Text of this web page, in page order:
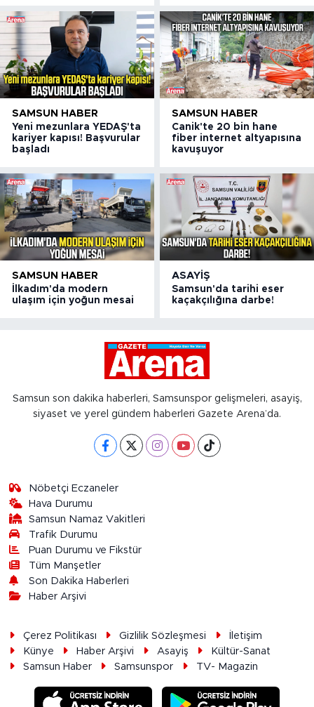
SAMSUN HABER
Yeni mezunlara YEDAŞ'ta
kariyer kapısı! Başvurular
başladı
SAMSUN HABER
Canik'te 20 bin hane
fiber internet altyapısına
kavuşuyor
SAMSUN HABER
İlkadım'da modern
ulaşım için yoğun mesai
ASAYIŞ
Samsun'da tarihi eser
kaçakçılığına darbe!
Samsun son dakika haberleri, Samsunspor gelişmeleri, asayiş,
siyaset ve yerel gündem haberleri Gazete Arena’da.
Nöbetçi Eczaneler
Hava Durumu
Samsun Namaz Vakitleri
Trafik Durumu
Puan Durumu ve Fikstür
Tüm Manşetler
Son Dakika Haberleri
Haber Arşivi
Çerez Politikası Gizlilik Sözleşmesi
İletişim
Künye
Haber Arşivi Asayiş
Kültür-Sanat
Samsun Haber
Samsunspor TV- Magazin